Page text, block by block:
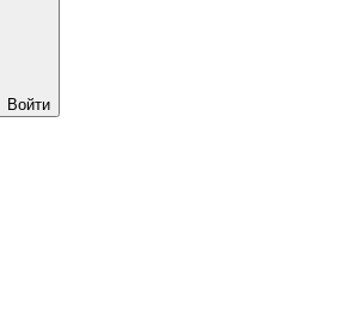
Войти